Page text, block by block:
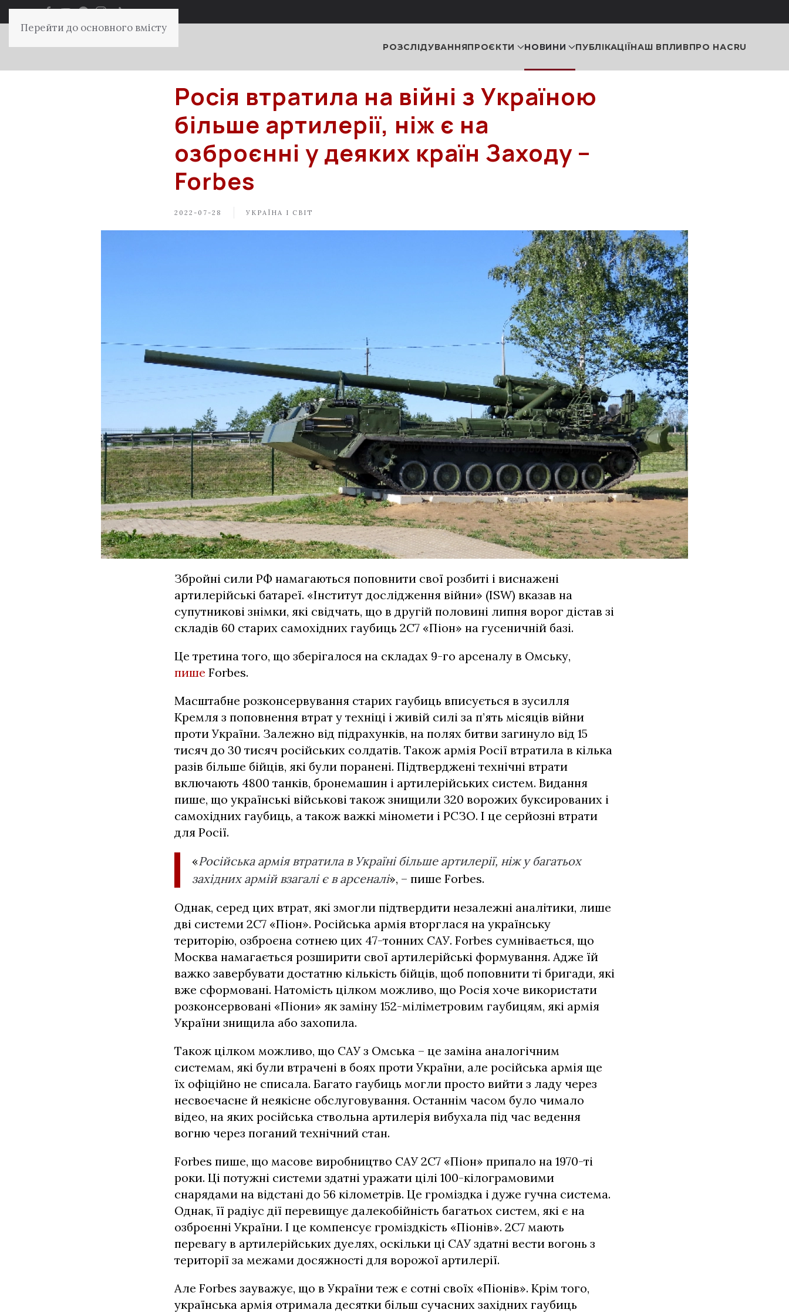
Перейти до основного вмісту
РОЗСЛІДУВАННЯПРОЄКТИ НОВИНИ ПУБЛІКАЦІЇНАШ ВПЛИВПРО НАСRU
Росія втратила на війні з Україною
більше артилерії, ніж є на
озброєнні у деяких країн Заходу –
Forbes
2022-07-28 УКРАЇНА І СВІТ
Збройні сили РФ намагаються поповнити свої розбиті і виснажені
артилерійські батареї. «Інститут дослідження війни» (ISW) вказав на
супутникові знімки, які свідчать, що в другій половині липня ворог дістав зі
складів 60 старих самохідних гаубиць 2С7 «Піон» на гусеничній базі.
Це третина того, що зберігалося на складах 9-го арсеналу в Омську,
пише Forbes.
Масштабне розконсервування старих гаубиць вписується в зусилля
Кремля з поповнення втрат у техніці і живій силі за п’ять місяців війни
проти України. Залежно від підрахунків, на полях битви загинуло від 15
тисяч до 30 тисяч російських солдатів. Також армія Росії втратила в кілька
разів більше бійців, які були поранені. Підтверджені технічні втрати
включають 4800 танків, бронемашин і артилерійських систем. Видання
пише, що українські військові також знищили 320 ворожих буксированих і
самохідних гаубиць, а також важкі міномети і РСЗО. І це серйозні втрати
для Росії.
«Російська армія втратила в Україні більше артилерії, ніж у багатьох
західних армій взагалі є в арсеналі», – пише Forbes.
Однак, серед цих втрат, які змогли підтвердити незалежні аналітики, лише
дві системи 2С7 «Піон». Російська армія вторглася на українську
територію, озброєна сотнею цих 47-тонних САУ. Forbes сумнівається, що
Москва намагається розширити свої артилерійські формування. Адже їй
важко завербувати достатню кількість бійців, щоб поповнити ті бригади, які
вже сформовані. Натомість цілком можливо, що Росія хоче використати
розконсервовані «Піони» як заміну 152-міліметровим гаубицям, які армія
України знищила або захопила.
Також цілком можливо, що САУ з Омська – це заміна аналогічним
системам, які були втрачені в боях проти України, але російська армія ще
їх офіційно не списала. Багато гаубиць могли просто вийти з ладу через
несвоєчасне й неякісне обслуговування. Останнім часом було чимало
відео, на яких російська ствольна артилерія вибухала під час ведення
вогню через поганий технічний стан.
Forbes пише, що масове виробництво САУ 2С7 «Піон» припало на 1970-ті
роки. Ці потужні системи здатні уражати цілі 100-кілограмовими
снарядами на відстані до 56 кілометрів. Це громіздка і дуже гучна система.
Однак, її радіус дії перевищує далекобійність багатьох систем, які є на
озброєнні України. І це компенсує громіздкість «Піонів». 2С7 мають
перевагу в артилерійських дуелях, оскільки ці САУ здатні вести вогонь з
території за межами досяжності для ворожої артилерії.
Але Forbes зауважує, що в України теж є сотні своїх «Піонів». Крім того,
українська армія отримала десятки більш сучасних західних гаубиць